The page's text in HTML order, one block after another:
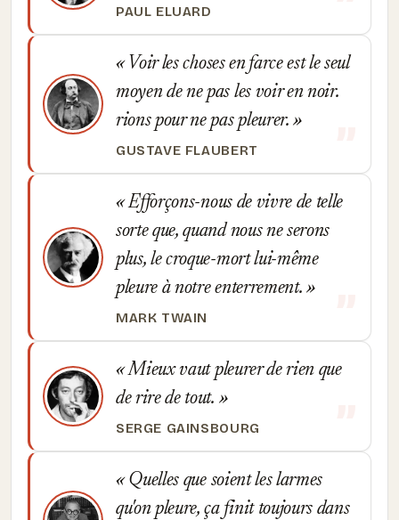
PAUL ELUARD
Voir les choses en farce est le seul
moyen de ne pas les voir en noir.
rions pour ne pas pleurer.
GUSTAVE FLAUBERT
Efforçons-nous de vivre de telle
sorte que, quand nous ne serons
plus, le croque-mort lui-même
pleure à notre enterrement.
MARK TWAIN
Mieux vaut pleurer de rien que
de rire de tout.
SERGE GAINSBOURG
Quelles que soient les larmes
qu'on pleure, ça finit toujours dans